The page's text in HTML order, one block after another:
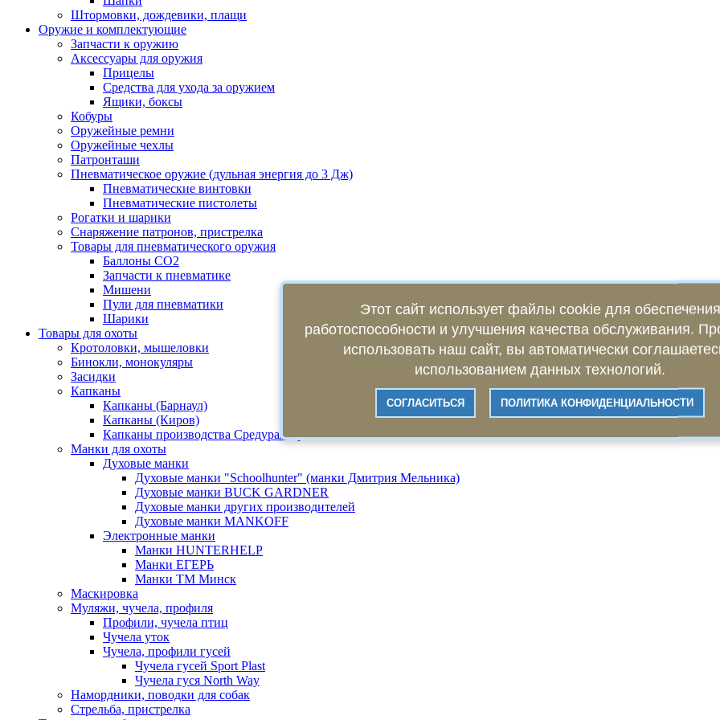
Штормовки, дождевики, плащи
Оружие и комплектующие
Запчасти к оружию
Аксессуары для оружия
Прицелы
Средства для ухода за оружием
Ящики, боксы
Кобуры
Оружейные ремни
Оружейные чехлы
Патронташи
Пневматическое оружие (дульная энергия до 3 Дж)
Пневматические винтовки
Пневматические пистолеты
Рогатки и шарики
Снаряжение патронов, пристрелка
Товары для пневматического оружия
Баллоны СО2
Запчасти к пневматике
Мишени
Пули для пневматики
Шарики
Товары для охоты
Кротоловки, мышеловки
Бинокли, монокуляры
Засидки
Капканы
Капканы (Барнаул)
Капканы (Киров)
Капканы производства Средуралстрой
Манки для охоты
Духовые манки
Духовые манки "Schoolhunter" (манки Дмитрия Мельника)
Духовые манки BUCK GARDNER
Духовые манки других производителей
Духовые манки MANKOFF
Электронные манки
Манки HUNTERHELP
Манки ЕГЕРЬ
Манки ТМ Минск
Маскировка
Муляжи, чучела, профиля
Профили, чучела птиц
Чучела уток
Чучела, профили гусей
Чучела гусей Sport Plast
Чучела гуся North Way
Намордники, поводки для собак
Стрельба, пристрелка
Этот сайт использует файлы cookie для обеспечения
работоспособности и улучшения качества обслуживания.
использовать наш сайт, вы автоматически
использованием данных технологий.
СОГЛАСИТЬСЯ ПОЛИТИКА КОНФИДЕНЦИАЛЬНОСТИ